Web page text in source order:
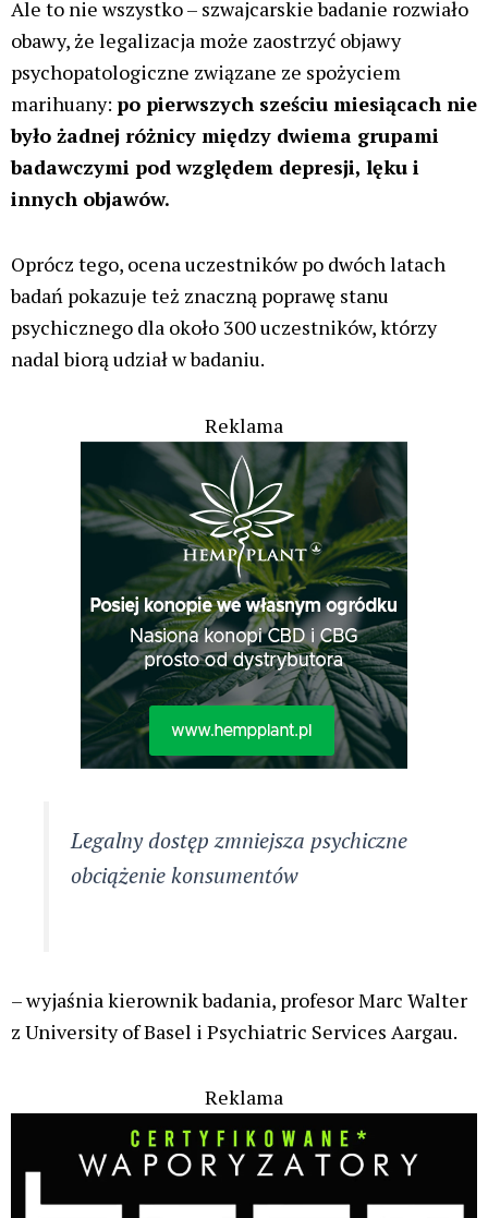
Ale to nie wszystko – szwajcarskie badanie rozwiało
obawy, że legalizacja może zaostrzyć objawy
psychopatologiczne związane ze spożyciem
marihuany: po pierwszych sześciu miesiącach nie
było żadnej różnicy między dwiema grupami
badawczymi pod względem depresji, lęku i
innych objawów.
Oprócz tego, ocena uczestników po dwóch latach
badań pokazuje też znaczną poprawę stanu
psychicznego dla około 300 uczestników, którzy
nadal biorą udział w badaniu.
Reklama
Legalny dostęp zmniejsza psychiczne
obciążenie konsumentów
– wyjaśnia kierownik badania, profesor Marc Walter
z University of Basel i Psychiatric Services Aargau.
Reklama